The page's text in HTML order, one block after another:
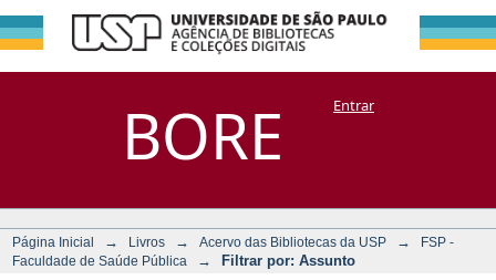
BORE
Filtrar por:
Assunto
DSpace/Manakin + CoriscoEntrar
Página Inicial → Livros → Acervo das Bibliotecas da USP →
FSP -
Faculdade de Saúde Pública
→ Filtrar por: Assunto